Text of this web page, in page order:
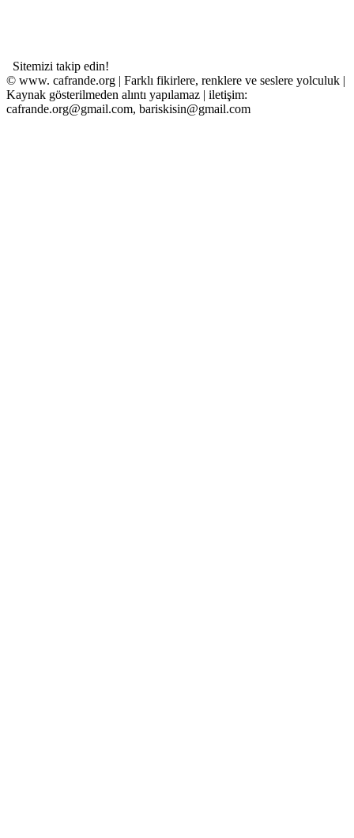
Sitemizi takip edin!
© www. cafrande.org | Farklı fikirlere, renklere ve seslere yolculuk |
Kaynak gösterilmeden alıntı yapılamaz | iletişim:
cafrande.org@gmail.com, bariskisin@gmail.com